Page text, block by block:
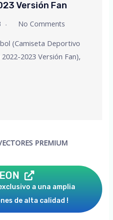
Versión Fan
No Comments
(Camiseta Deportivo
2023 Versión Fan),
PREMIUM
a una amplia
de alta calidad !